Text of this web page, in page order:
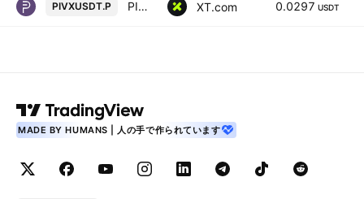
PIVXUSDT.P PIVX/USDT PERPETUAL SWAP CONTRACT XT.com 0.0297 USDT
MADE BY HUMANS | 人の手で作られています